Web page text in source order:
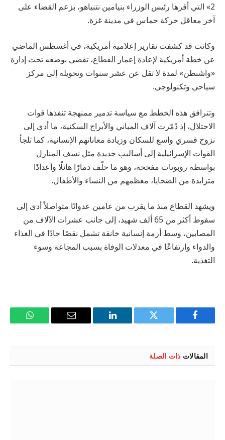
2» التي أقرها رئيس الوزراء بنيامين نتنياهو، بزعم القضاء على
آخر معاقل حركة حماس في مدينة غزة.
وكانت قد كشفت تقارير إعلامية أمريكية، في أغسطس الماضي
عن خطة أمريكية لإعادة إعمار القطاع، تقضي بوضعه تحت إدارة
«واشنطن» لمدة لا تقل عن عشر سنوات وتحويله إلى مركز
سياحي وتكنولوجي.
وتترافق هذه الخطط مع سياسة تدمير ممنهجة تنفذها قوات
الاحتلال، إذ دُمّرت آلاف المباني والأبراج السكنية، ما أدى إلى
نزوح قسري واسع للسكان وزيادة معاناتهم الإنسانية، كما تلجأ
القوات الإسرائيلية إلى أساليب جديدة مثل نسف المنازل
بواسطة روبوتات مفخخة، وهو ما خلّف دمارًا هائلًا وأعدادًا
متزايدة من الضحايا، معظمهم من النساء والأطفال.
ويشهد القطاع منذ ما يقرب من عامين عدوانًا متواصلاً أدى إلى
سقوط أكثر من 65 ألف شهيد، إلى جانب عشرات الآلاف من
المصابين، وسط أزمة إنسانية خانقة تشمل نقصًا حادًا في الغذاء
والدواء وارتفاعًا في معدلات الوفاة بسبب المجاعة وسوء
التغذية.
فيسبوك تويتر لينكدإن
البريد
واتساب
المقالات ذات الصلة